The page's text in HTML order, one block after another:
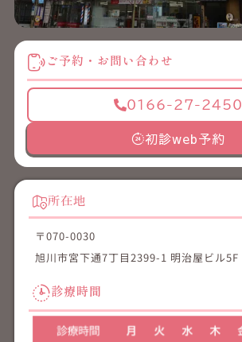
ご予約・お問い合わせ
0166-27-2450
初診web予約
所在地
〒070-0030
旭川市宮下通7丁目2399-1 明治屋ビル5F
診療時間